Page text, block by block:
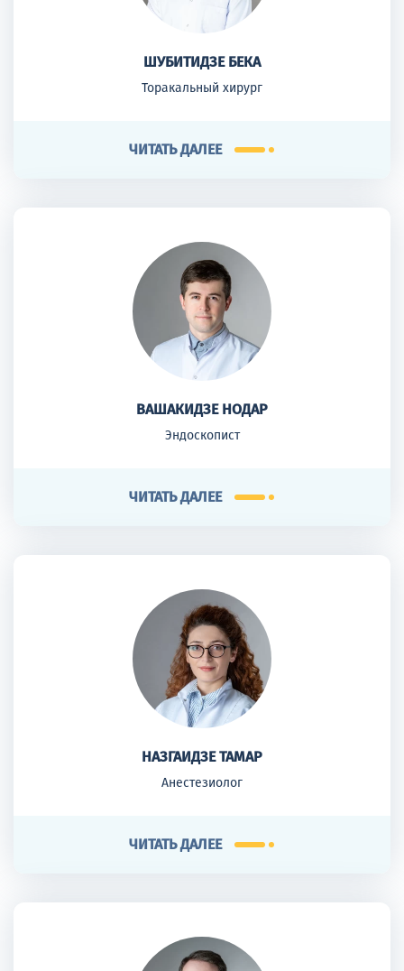
ШУБИТИДЗЕ БЕКА
Торакальный хирург
ЧИТАТЬ ДАЛЕЕ
ВАШАКИДЗЕ НОДАР
Эндоскопист
ЧИТАТЬ ДАЛЕЕ
НАЗГАИДЗЕ ТАМАР
Анестезиолог
ЧИТАТЬ ДАЛЕЕ